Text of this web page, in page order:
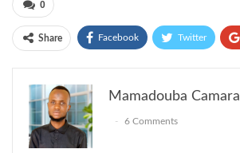
0
Share Facebook Twitter
Mamadouba Camara
6 Comments